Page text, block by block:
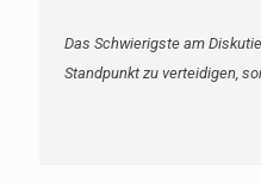
Das Schwierigste am
Standpunkt zu verteidigen,